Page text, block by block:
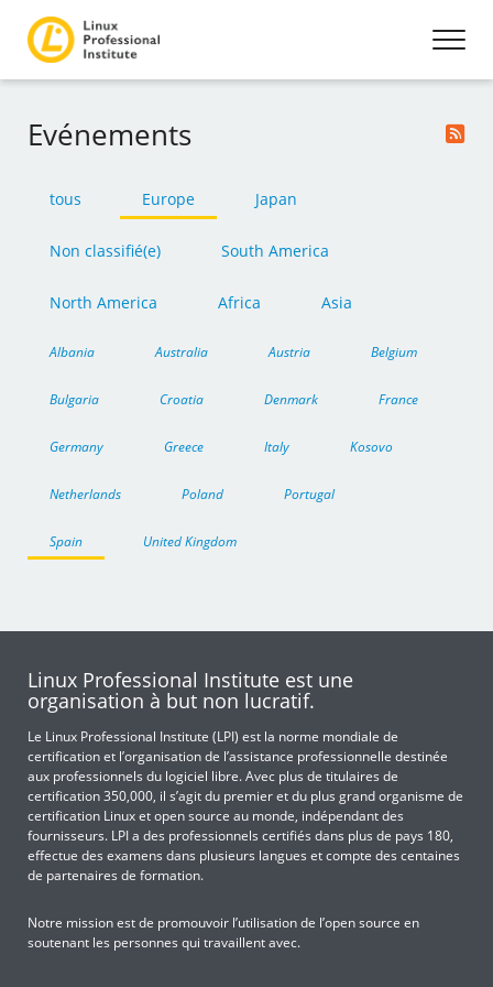
Evénements
tous Europe Japan
Non classifié(e) South America
North America Africa Asia
Albania Australia Austria Belgium
Bulgaria Croatia Denmark France
Germany Greece Italy Kosovo
Netherlands Poland Portugal
Spain United Kingdom
Linux Professional Institute est une
organisation à but non lucratif.
Le Linux Professional Institute (LPI) est la norme mondiale de
certification et l’organisation de l’assistance professionnelle destinée
aux professionnels du logiciel libre. Avec plus de titulaires de
certification 350,000, il s’agit du premier et du plus grand organisme de
certification Linux et open source au monde, indépendant des
fournisseurs. LPI a des professionnels certifiés dans plus de pays 180,
effectue des examens dans plusieurs langues et compte des centaines
de partenaires de formation.
Notre mission est de promouvoir l’utilisation de l’open source en
soutenant les personnes qui travaillent avec.